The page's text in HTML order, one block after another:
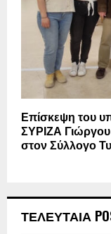
Επίσκεψη του
ΣΥΡΙΖΑ
στον Σύλλογο
ΤΕΛΕΥΤΑΙΑ